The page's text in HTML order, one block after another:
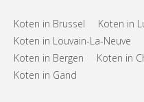
Koten in Brussel Koten in
Koten in Louvain-La-Neuve
Koten in Bergen
Koten in
Koten in Gand